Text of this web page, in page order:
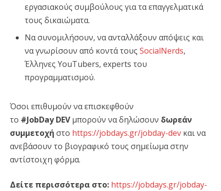
εργασιακούς συμβούλους για τα επαγγελματικά
τους δικαιώματα.
Να συνομιλήσουν, να ανταλλάξουν απόψεις και
να γνωρίσουν από κοντά τους SocialNerds,
Έλληνες YouTubers, experts του
προγραμματισμού.
Όσοι επιθυμούν να επισκεφθούν
το #JobDay DEVμπορούν να δηλώσουν δωρεάν
συμμετοχή στο https://jobdays.gr/jobday-dev και να
ανεβάσουν το βιογραφικό τους σημείωμα στην
αντίστοιχη φόρμα.
Δείτε περισσότερα στο: https://jobdays.gr/jobday-